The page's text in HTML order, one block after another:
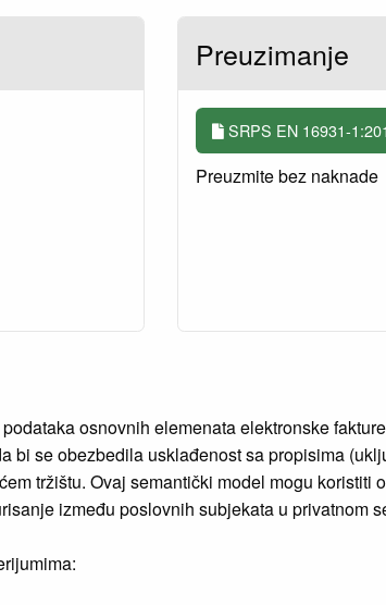
Preuzimanje
SRPS EN 16931-
Preuzmite bez naknade
osnovnih elemenata elektronske
bi se obezbedila usklađenost sa propisima
tržištu. Ovaj semantički model mogu koristiti
između poslovnih subjekata u privatnom